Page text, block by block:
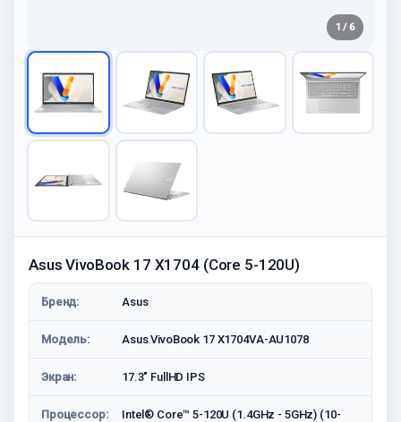
1 / 6
Asus VivoBook 17 X1704 (Core 5-120U)
Бренд: Asus
Модель: Asus VivoBook 17 X1704VA-AU1078
Экран: 17.3" FullHD IPS
Процессор:
Intel® Core™ 5-120U (1.4GHz - 5GHz) (10-